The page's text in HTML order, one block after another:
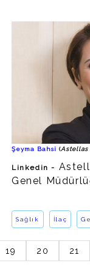
Şeyma Bahsi (Astellas
Linkedin -
Genel
Sağlık İlaç
19 20 21